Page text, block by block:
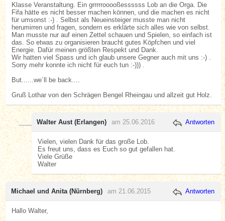
Klasse Veranstaltung. Ein grrrrrooooßessssss Lob an die Orga. Die
Fifa hätte es nicht besser machen können, und die machen es nicht
für umsonst :-) . Selbst als Neueinsteiger musste man nicht
herumirren und fragen, sondern es erklärte sich alles wie von selbst.
Man musste nur auf einen Zettel schauen und Spielen, so einfach ist
das. So etwas zu organisieren braucht gutes Köpfchen und viel
Energie. Dafür meinen größten Respekt und Dank.
Wir hatten viel Spass und ich glaub unsere Gegner auch mit uns :-) .
Sorry mehr konnte ich nicht für euch tun :-))) .
But......we´ll be back....
Gruß Lothar von den Schrägen Bengel Rheingau und allzeit gut Holz.
Walter Aust (Erlangen) am 25.06.2016 Antworten
Vielen, vielen Dank für das große Lob.
Es freut uns, dass es Euch so gut gefallen hat.
Viele Grüße
Walter
Michael und Anita (Nürnberg) am 21.06.2015 Antworten
Hallo Walter,